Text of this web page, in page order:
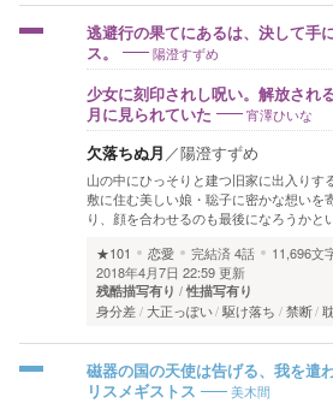
逃避行の果てにあるは、決して手
ス。
陽澄すずめ
少女に刻印されし呪い。解放され
月に見られていた
宵澤ひいな
欠落ちぬ月 ／陽澄すずめ
山の中にひっそりと建つ旧家に出入りす
敷に住む美しい娘・聡子に密かな想いを
り、顔を合わせるのも最後になろうか
★101
恋愛 完結済4話
11,696文
2018年4月7日 22:59 更新
残酷描写有り 性描写有り
身分差 大正っぽい 駆け落ち 禁断
磁器の国の天使は告げる、我を遣
リスメギストス
美木間